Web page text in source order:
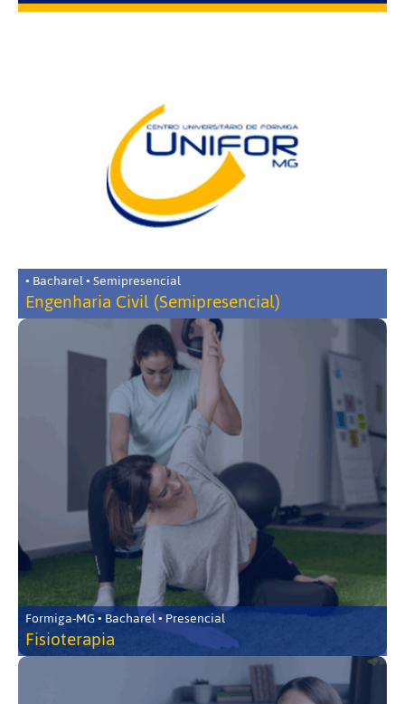
• Bacharel • Semipresencial
Engenharia Civil (Semipresencial)
Formiga-MG • Bacharel • Presencial
Fisioterapia